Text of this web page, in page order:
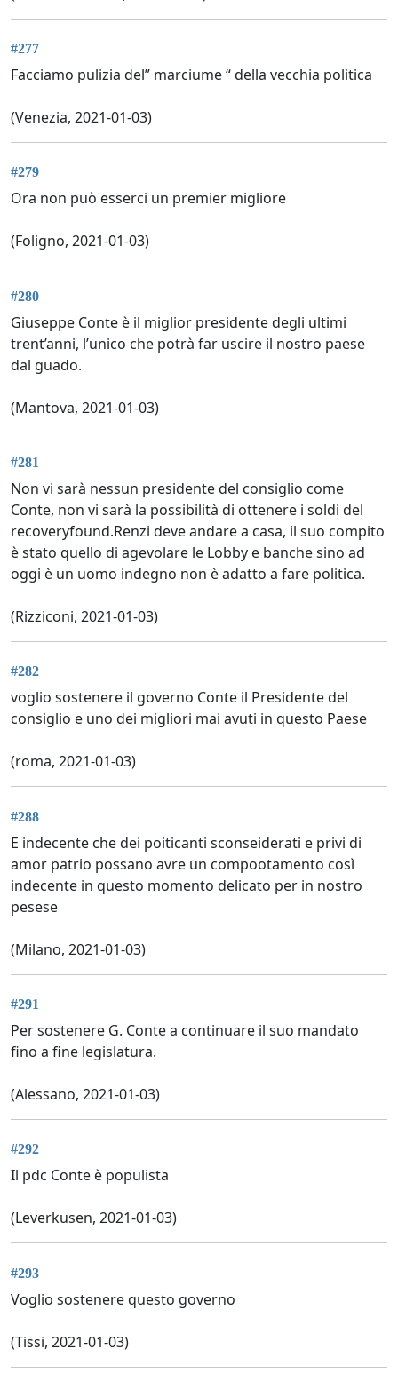
#277
Facciamo pulizia del” marciume “ della vecchia politica
(Venezia, 2021-01-03)
#279
Ora non può esserci un premier migliore
(Foligno, 2021-01-03)
#280
Giuseppe Conte è il miglior presidente degli ultimi
trent’anni, l’unico che potrà far uscire il nostro paese
dal guado.
(Mantova, 2021-01-03)
#281
Non vi sarà nessun presidente del consiglio come
Conte, non vi sarà la possibilità di ottenere i soldi del
recoveryfound.Renzi deve andare a casa, il suo compito
è stato quello di agevolare le Lobby e banche sino ad
oggi è un uomo indegno non è adatto a fare politica.
(Rizziconi, 2021-01-03)
#282
voglio sostenere il governo Conte il Presidente del
consiglio e uno dei migliori mai avuti in questo Paese
(roma, 2021-01-03)
#288
E indecente che dei poiticanti sconseiderati e privi di
amor patrio possano avre un compootamento così
indecente in questo momento delicato per in nostro
pesese
(Milano, 2021-01-03)
#291
Per sostenere G. Conte a continuare il suo mandato
fino a fine legislatura.
(Alessano, 2021-01-03)
#292
Il pdc Conte è populista
(Leverkusen, 2021-01-03)
#293
Voglio sostenere questo governo
(Tissi, 2021-01-03)